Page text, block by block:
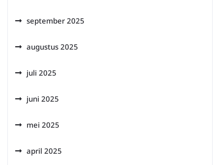
september 2025
augustus 2025
juli 2025
juni 2025
mei 2025
april 2025